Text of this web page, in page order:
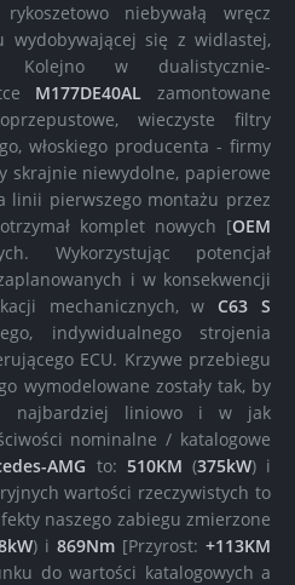
niebywałą wręcz
wydobywającej się z widlastej,
Kolejno w dualistycznie-
M177DE40AL zamontowane
wieczyste filtry
włoskiego producenta - firmy
skrajnie niewydolne, papierowe
linii pierwszego montażu przez
komplet nowych [OEM
Wykorzystując potencjał
i w konsekwencji
mechanicznych, wC63 S
indywidualnego strojenia
ECU. Krzywe przebiegu
wymodelowane zostały tak, by
najbardziej liniowo i w jak
nominalne / katalogowe
AMG to: 510KM (375kW) i
wartości rzeczywistych to
naszego zabiegu zmierzone
) i 869Nm [Przyrost: +113KM
do wartości katalogowych a